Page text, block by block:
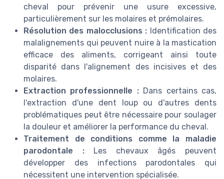
cheval pour prévenir une usure excessive,
particulièrement sur les molaires et prémolaires.
Résolution des malocclusions : Identification des
malalignements qui peuvent nuire à la mastication
efficace des aliments, corrigeant ainsi toute
disparité dans l'alignement des incisives et des
molaires.
Extraction professionnelle :Dans certains cas,
l'extraction d'une dent loup ou d'autres dents
problématiques peut être nécessaire pour soulager
la douleur et améliorer la performance du cheval.
Traitement de conditions comme la maladie
parodontale :Les chevaux âgés peuvent
développer des infections parodontales qui
nécessitent une intervention spécialisée.